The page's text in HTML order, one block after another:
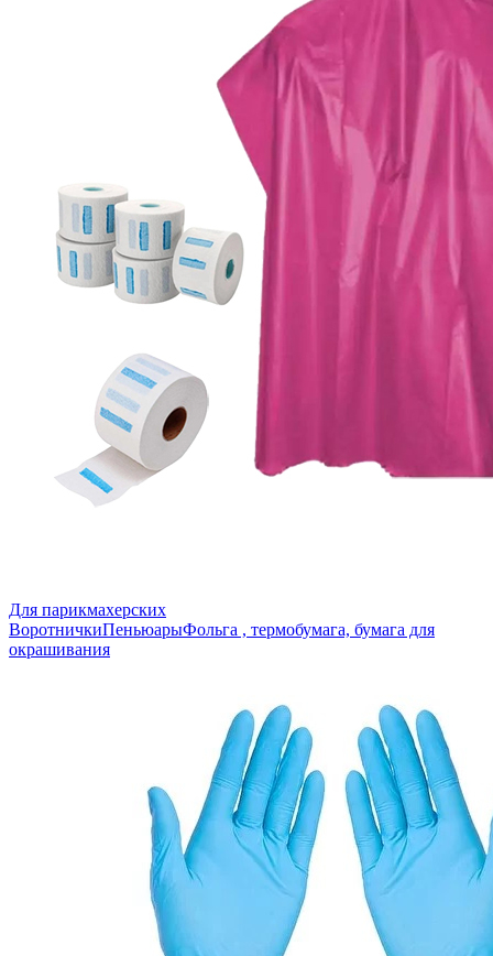
Для парикмахерских
ВоротничкиПеньюарыФольга , термобумага, бумага для
окрашивания